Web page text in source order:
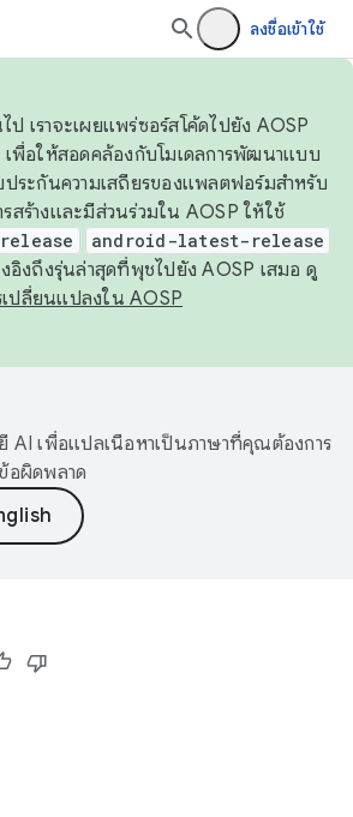
ลงชื่อเข้าใช้
เราจะเผยแพร่ซอร์สโค้ดไปยัง AOSP
พื่อให้สอดคล้องกับโมเดลการพัฒนาแบบ
ระกันความเสถียรของแพลตฟอร์มสำหรับ
สร้างและมีส่วนร่วมใน AOSP ให้ใช้
android-latest-release
อิงถึงรุ่นล่าสุดที่พุชไปยัง AOSP เสมอ ดู
เปลี่ยนแปลงใน AOSP
AI เพื่อแปลเนื้อหาเป็นภาษาที่คุณต้องการ
อผิดพลาด